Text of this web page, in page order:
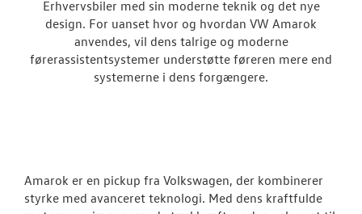
Vans
Transporter
Erhvervsbiler med sin moderne teknik og det nye
design. For uanset hvor og hvordan VW Amarok
anvendes, vil dens talrige og moderne
førerassistentsystemer understøtte føreren mere end
systemerne i dens forgængere.
Amarok er en pickup fra Volkswagen, der kombinerer
styrke med avanceret teknologi. Med dens kraftfulde